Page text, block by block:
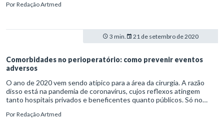
PorRedação Artmed
3 min. 21 de setembro de 2020
Comorbidades no perioperatório: como prevenir eventos
adversos
O ano de 2020 vem sendo atípico para a área da cirurgia. A razão
disso está na pandemia de coronavírus, cujos reflexos atingem
tanto hospitais privados e beneficentes quanto públicos. Só no
eletivas, até o fim de agosto, era de 61,4%. As restrições são
PorRedação Artmed